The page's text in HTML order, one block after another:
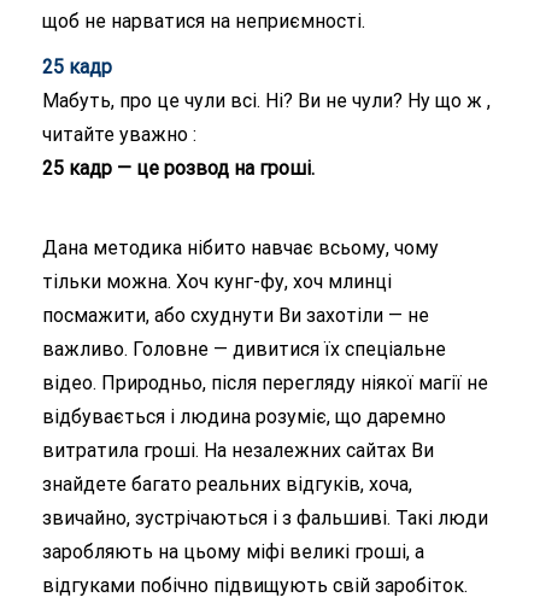
щоб не нарватися на неприємності.
25 кадр
Мабуть, про це чули всі. Ні? Ви не чули? Ну що ж ,
читайте уважно :
25 кадр — це розвод на гроші.
Дана методика нібито навчає всьому, чому
тільки можна. Хоч кунг-фу, хоч млинці
посмажити, або схуднути Ви захотіли — не
важливо. Головне — дивитися їх спеціальне
відео. Природньо, після перегляду ніякої магії не
відбувається і людина розуміє, що даремно
витратила гроші. На незалежних сайтах Ви
знайдете багато реальних відгуків, хоча,
звичайно, зустрічаються і з фальшиві. Такі люди
заробляють на цьому міфі великі гроші, а
відгуками побічно підвищують свій заробіток.